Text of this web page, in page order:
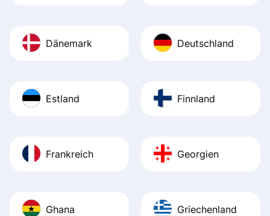
Dänemark Deutschland
Estland Finnland
Frankreich Georgien
Ghana Griechenland